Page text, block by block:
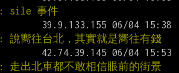
: sile 事件
: 說嚮往台北，其實就是嚮往有錢
: 走出北車都不敢相信眼前的街景